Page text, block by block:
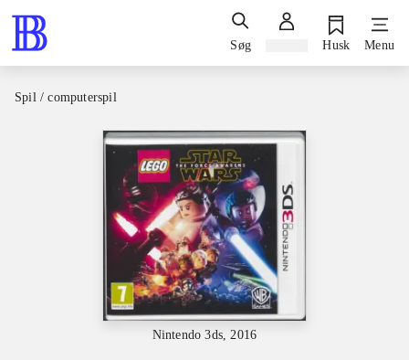
Søg Husk Menu
Spil / computerspil
Nintendo 3ds, 2016